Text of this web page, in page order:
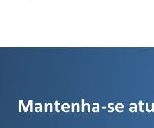
Mantenha-se